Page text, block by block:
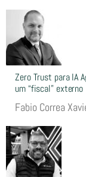
Zero Trust para IA
um “fiscal” externo
Fabio Correa